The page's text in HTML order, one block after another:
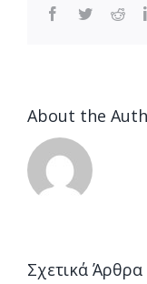
Facebook
Twitter
About the
Σχετικά Άρθρα